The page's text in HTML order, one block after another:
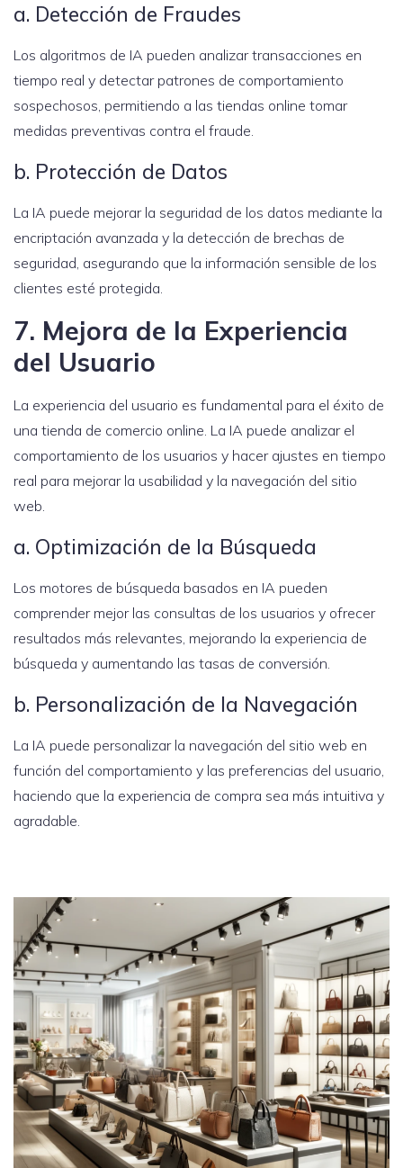
a. Detección de Fraudes
Los algoritmos de IA pueden analizar transacciones en
tiempo real y detectar patrones de comportamiento
sospechosos, permitiendo a las tiendas online tomar
medidas preventivas contra el fraude.
b. Protección de Datos
La IA puede mejorar la seguridad de los datos mediante la
encriptación avanzada y la detección de brechas de
seguridad, asegurando que la información sensible de los
clientes esté protegida.
7. Mejora de la Experiencia
del Usuario
La experiencia del usuario es fundamental para el éxito de
una tienda de comercio online. La IA puede analizar el
comportamiento de los usuarios y hacer ajustes en tiempo
real para mejorar la usabilidad y la navegación del sitio
web.
a. Optimización de la Búsqueda
Los motores de búsqueda basados en IA pueden
comprender mejor las consultas de los usuarios y ofrecer
resultados más relevantes, mejorando la experiencia de
búsqueda y aumentando las tasas de conversión.
b. Personalización de la Navegación
La IA puede personalizar la navegación del sitio web en
función del comportamiento y las preferencias del usuario,
haciendo que la experiencia de compra sea más intuitiva y
agradable.